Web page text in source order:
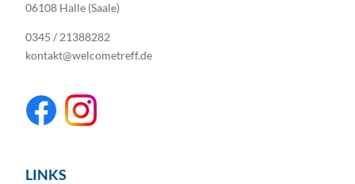
06108 Halle (Saale)
0345 / 21388282
kontakt@welcometreff.de
LINKS